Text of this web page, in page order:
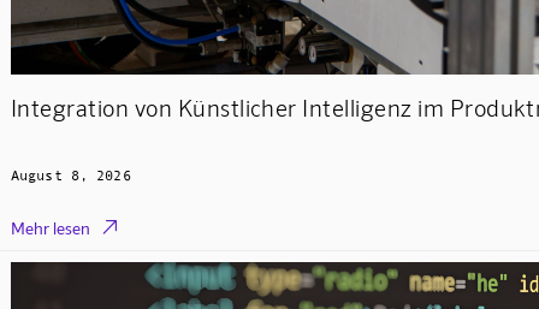
Integration von Künstlicher Intelligenz im
August 8, 2026
Mehr lesen 